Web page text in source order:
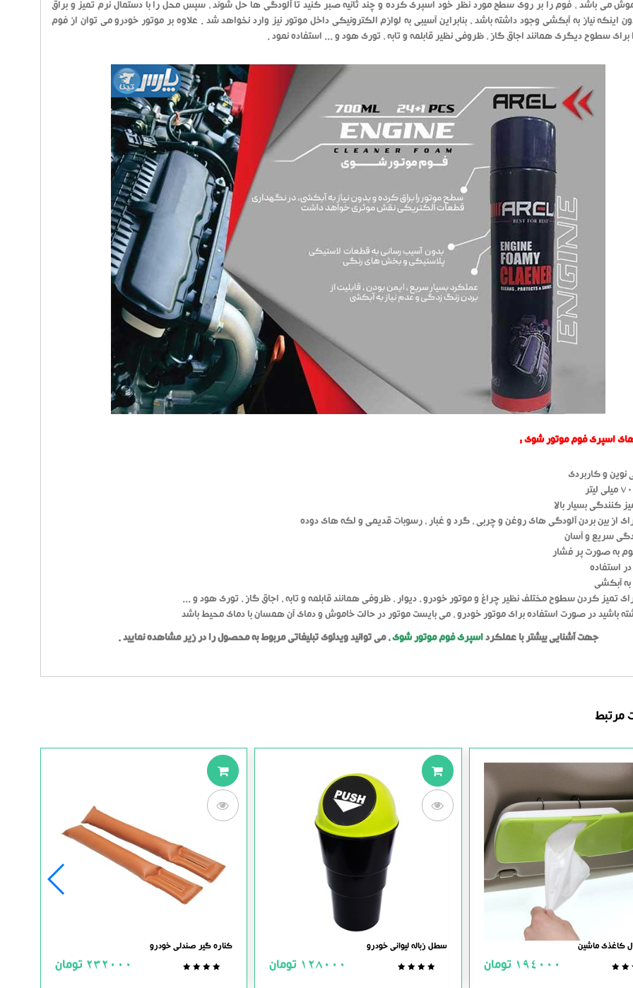
می باشد ، فوم را بر روی سطح مورد نظر خود اسپری کرده و چند ثانیه صبر کنید تا آلودگی ها حل شوند ، سپس محل را با دستمال نرم تمیز و براق
اینکه نیاز به آبکشی وجود داشته باشد ، بنابراین آسیبی به لوازم الکترونیکی داخل موتور نیز وارد نخواهد شد . علاوه بر موتور خودرو می توان از فوم
برای سطوح دیگری همانند اجاق گاز ، ظروفی نظیر قابلمه و تابه ، توری هود و ... استفاده نمود .
اسپری فوم موتور شوی :
و کاربردی
کنندگی بسیار بالا
از بین بردن آلودگی های روغن و چربی ، گرد و غبار ، رسوبات قدیمی و لکه های دوده
سریع و آسان
به صورت پر فشار
استفاده
به آبکشی
تمیز کردن سطوح مختلف نظیر چراغ و موتور خودرو ، دیوار ، ظروفی همانند قابلمه و تابه ، اجاق گاز ، توری هود و ...
باشید در صورت استفاده برای موتور خودرو ، می بایست موتور در حالت خاموش و دمای آن همسان با دمای محیط باشد
جهت آشنایی بیشتر با عملکرداسپری فوم موتور شوی، می توانید ویدئوی تبلیغاتی مربوط به محصول را در زیر مشاهده نمایید .
مرتبط
کاغذی ماشین
194000 تومان
سطل زباله لیوانی خودرو
128000 تومان
کناره گیر صندلی خودرو
232000 تومان